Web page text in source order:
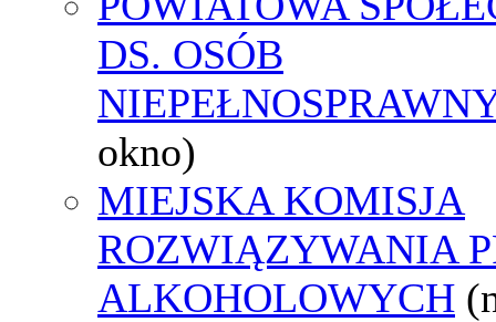
DS. OSÓB
okno)
MIEJSKA KOMISJA
ROZWIĄZYWANIA
ALKOHOLOWYCH